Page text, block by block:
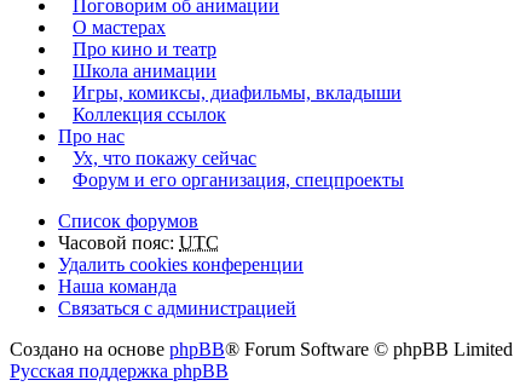
Поговорим об анимации
О мастерах
Про кино и театр
Школа анимации
Игры, комиксы, диафильмы, вкладыши
Коллекция ссылок
Про нас
Ух, что покажу сейчас
Форум и его организация, спецпроекты
Список форумов
Часовой пояс: UTC
Удалить cookies конференции
Наша команда
Связаться с администрацией
Создано на основе phpBB® Forum Software © phpBB Limited
Русская поддержка phpBB